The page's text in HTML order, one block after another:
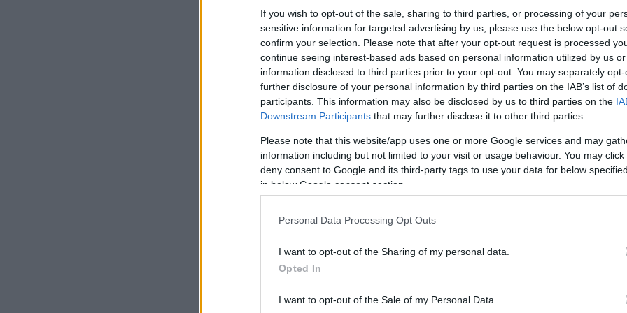
If you wish to opt-out of the sale, sharing to third parties, or processing of your
sensitive information for targeted advertising by us, please use the below opt-out
confirm your selection. Please note that after your opt-out request is processed
continue seeing interest-based ads based on personal information utilized by us
information disclosed to third parties prior to your opt-out. You may separately
further disclosure of your personal information by third parties on the IAB’s list of
participants. This information may also be disclosed by us to third parties on the
Downstream Participants that may further disclose it to other third parties.
Please note that this website/app uses one or more Google services and may
information including but not limited to your visit or usage behaviour. You may
deny consent to Google and its third-party tags to use your data for below
in below Google consent section.
Personal Data Processing Opt Outs
I want to opt-out of the Sharing of my personal data.
Opted In
I want to opt-out of the Sale of my Personal Data.